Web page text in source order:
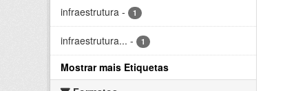
infraestrutura - 1
infraestrutura... - 1
Mostrar mais Etiquetas